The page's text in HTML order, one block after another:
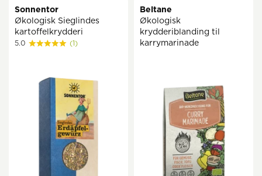
Sonnentor
Økologisk Sieglindes
kartoffelkrydderi
5.0 (1)
Beltane
Økologisk
krydderiblanding til
karrymarinade